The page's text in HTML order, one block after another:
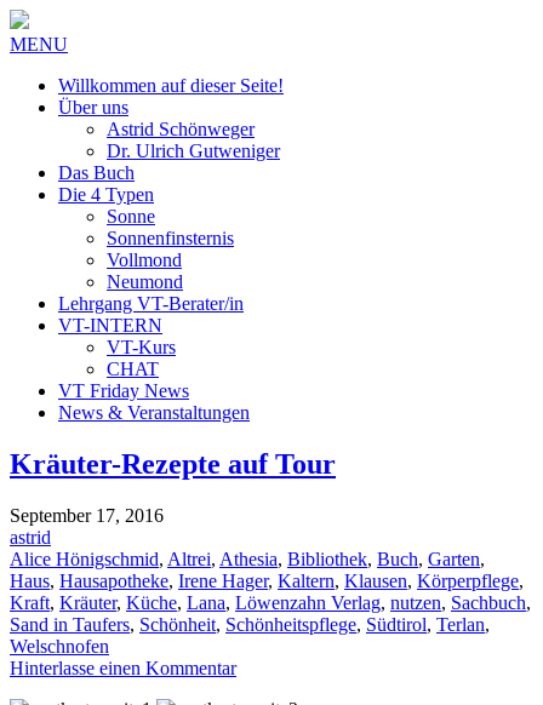
MENU
Willkommen auf dieser Seite!
Über uns
Astrid Schönweger
Dr. Ulrich Gutweniger
Das Buch
Die 4 Typen
Sonne
Sonnenfinsternis
Vollmond
Neumond
Lehrgang VT-Berater/in
VT-INTERN
VT-Kurs
CHAT
VT Friday News
News & Veranstaltungen
Kräuter-Rezepte auf Tour
September 17, 2016
astrid
Alice Hönigschmid, Altrei, Athesia, Bibliothek, Buch, Garten,
Haus, Hausapotheke, Irene Hager, Kaltern, Klausen, Körperpflege,
Kraft, Kräuter, Küche, Lana, Löwenzahn Verlag, nutzen, Sachbuch,
Sand in Taufers, Schönheit, Schönheitspflege, Südtirol, Terlan,
Welschnofen
Hinterlasse einen Kommentar